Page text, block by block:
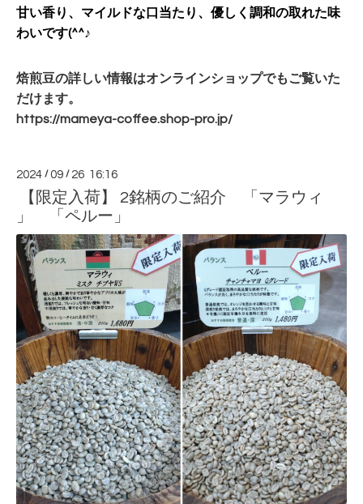
甘い香り、マイルドな口当たり、優しく調和の取れた味
わいです(^^♪
焙煎豆の詳しい情報はオンラインショップでもご覧いた
だけます。
https://mameya-coffee.shop-pro.jp/
2024 /09 / 26 16:16
【限定入荷】 2銘柄のご紹介 「マラウィ
」 「ペルー」